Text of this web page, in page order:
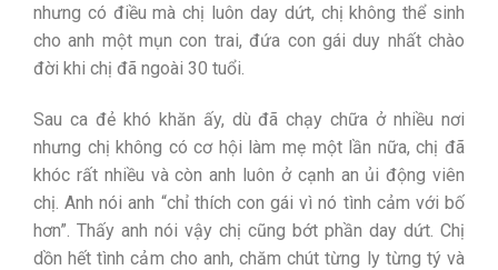
nhưng có điều mà chị luôn day dứt, chị không thể sinh
cho anh một mụn con trai, đứa con gái duy nhất chào
đời khi chị đã ngoài 30 tuổi.
Sau ca đẻ khó khăn ấy, dù đã chạy chữa ở nhiều nơi
nhưng chị không có cơ hội làm mẹ một lần nữa, chị đã
khóc rất nhiều và còn anh luôn ở cạnh an ủi động viên
chị. Anh nói anh “chỉ thích con gái vì nó tình cảm với bố
hơn”. Thấy anh nói vậy chị cũng bớt phần day dứt. Chị
dồn hết tình cảm cho anh, chăm chút từng ly từng tý và